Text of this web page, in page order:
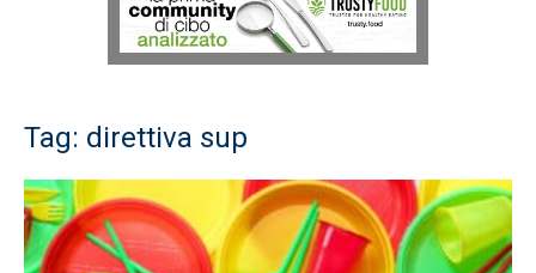
Salvagente
Tag: direttiva sup